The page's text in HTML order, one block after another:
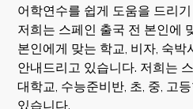
어학연수를 쉽게 도움을 드리
저희는 스페인 출국 전 본인에
본인에게 맞는 학교, 비자, 숙박
안내드리고 있습니다. 저희는
대학교, 수능준비반, 초, 중, 고
있습니다.